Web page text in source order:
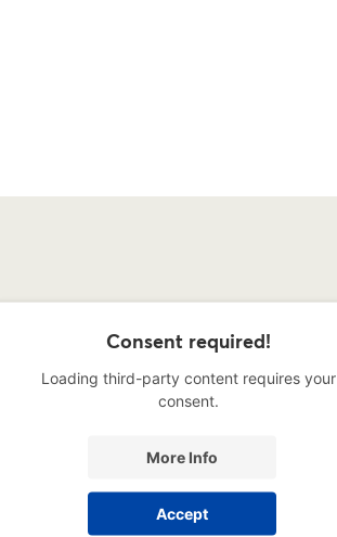
Consent required!
Loading third-party content requires your
consent.
More Info
Accept